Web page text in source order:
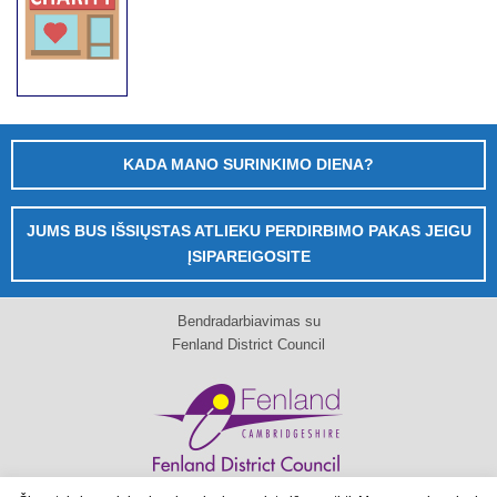
KADA MANO SURINKIMO DIENA?
JUMS BUS IŠSIŲSTAS ATLIEKU PERDIRBIMO PAKAS JEIGU
ĮSIPAREIGOSITE
Bendradarbiavimas su
Fenland District Council